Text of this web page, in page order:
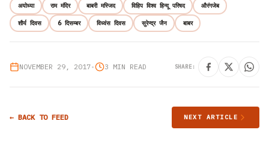
अयोध्या राम मंदिर बाबरी मस्जिद विहिप विश्व हिन्दू परिषद औरंगजेब
शौर्य दिवस 6 दिसम्बर विध्वंस दिवस सुरेन्द्र जैन बाबर
NOVEMBER 29, 2017• 3 MIN READ SHARE:
← BACK TO FEED NEXT ARTICLE